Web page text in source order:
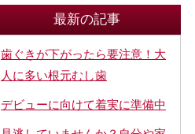
最新の記事
歯ぐきが下がったら要注意！大
人に多い根元むし歯
デビューに向けて着実に準備中